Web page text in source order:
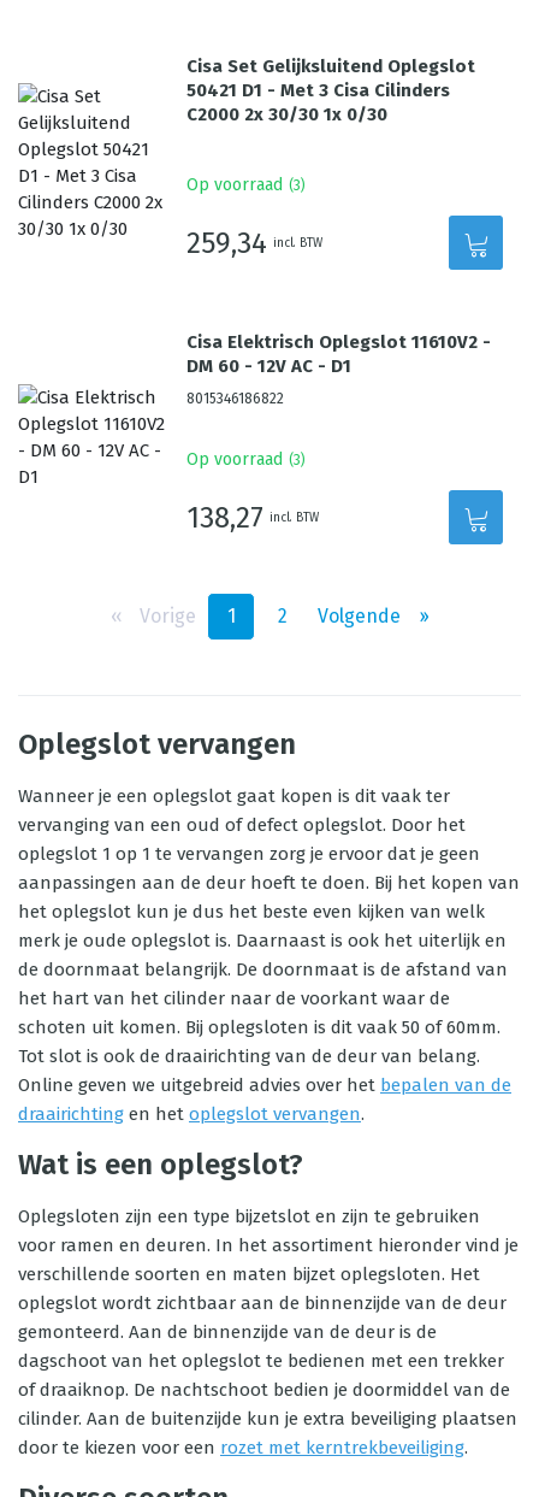
Cisa Set Gelijksluitend Oplegslot
50421 D1 - Met 3 Cisa Cilinders
C2000 2x 30/30 1x 0/30
Op voorraad (3)
259,34 incl. BTW
Cisa Elektrisch Oplegslot 11610V2 -
DM 60 - 12V AC - D1
8015346186822
Op voorraad (3)
138,27 incl. BTW
‹‹ Vorige 1 2 Volgende ››
Oplegslot vervangen
Wanneer je een oplegslot gaat kopen is dit vaak ter
vervanging van een oud of defect oplegslot. Door het
oplegslot 1 op 1 te vervangen zorg je ervoor dat je geen
aanpassingen aan de deur hoeft te doen. Bij het kopen van
het oplegslot kun je dus het beste even kijken van welk
merk je oude oplegslot is. Daarnaast is ook het uiterlijk en
de doornmaat belangrijk. De doornmaat is de afstand van
het hart van het cilinder naar de voorkant waar de
schoten uit komen. Bij oplegsloten is dit vaak 50 of 60mm.
Tot slot is ook de draairichting van de deur van belang.
Online geven we uitgebreid advies over het bepalen van de
draairichting en het oplegslot vervangen.
Wat is een oplegslot?
Oplegsloten zijn een type bijzetslot en zijn te gebruiken
voor ramen en deuren. In het assortiment hieronder vind je
verschillende soorten en maten bijzet oplegsloten. Het
oplegslot wordt zichtbaar aan de binnenzijde van de deur
gemonteerd. Aan de binnenzijde van de deur is de
dagschoot van het oplegslot te bedienen met een trekker
of draaiknop. De nachtschoot bedien je doormiddel van de
cilinder. Aan de buitenzijde kun je extra beveiliging plaatsen
door te kiezen voor een rozet met kerntrekbeveiliging.